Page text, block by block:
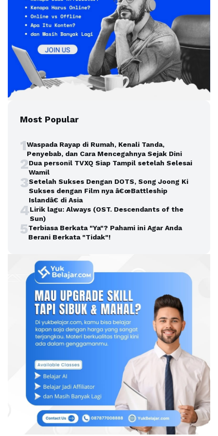
Most Popular
1Waspada Rayap di Rumah, Kenali Tanda,
Penyebab, dan Cara Mencegahnya Sejak Dini
2Dua personil TVXQ Siap Tampil setelah Selesai
Wamil
3Setelah Sukses Dengan DOTS, Song Joong Ki
Sukses dengan Film nya â€œBattleship
Islandâ€ di Asia
4Lirik lagu: Always (OST. Descendants of the
Sun)
5Terbiasa Berkata "Ya"? Pahami ini Agar Anda
Berani Berkata "Tidak"!